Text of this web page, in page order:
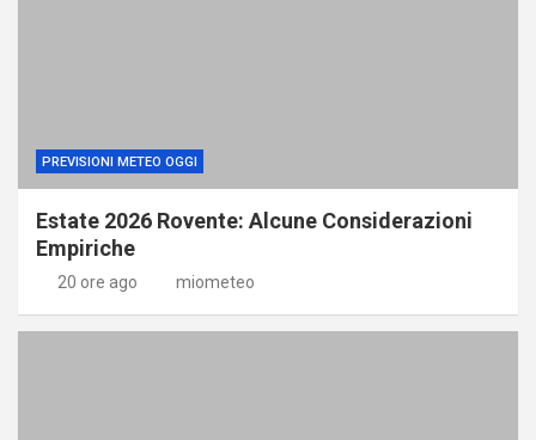
PREVISIONI METEO OGGI
Estate 2026 Rovente: Alcune Considerazioni
Empiriche
20 ore ago miometeo